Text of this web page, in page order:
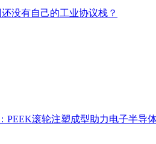
没有自己的工业协议栈？
PEEK滚轮注塑成型助力电子半导